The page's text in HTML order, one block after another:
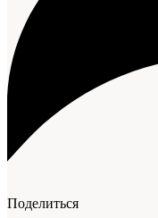
Поделиться